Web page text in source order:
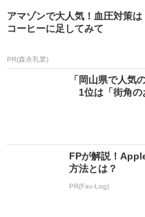
アマゾンで大人気！血圧対策は
コーヒーに足してみて
PR(森永乳業)
「岡山県で人気
1位は「街角の
FPが解説！
方法とは？
PR(Fav-Log)